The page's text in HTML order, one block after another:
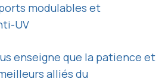
modulables et
UV
enseigne que la patience et
alliés du